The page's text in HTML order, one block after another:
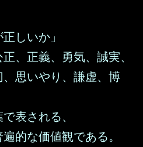
しいか」
、正義、勇気、誠実、
思いやり、謙虚、博
表される、
的な価値観である。